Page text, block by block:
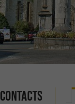
Contacts